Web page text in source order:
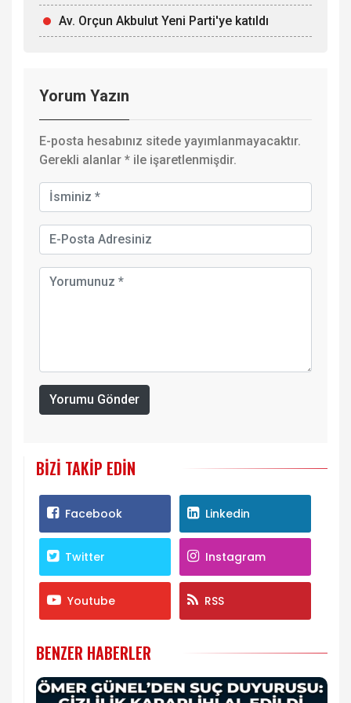
Av. Orçun Akbulut Yeni Parti'ye katıldı
Yorum Yazın
E-posta hesabınız sitede yayımlanmayacaktır.
Gerekli alanlar * ile işaretlenmişdir.
Yorumu Gönder
BIZI TAKIP EDIN
Facebook Linkedin
Twitter Instagram
Youtube RSS
BENZER HABERLER